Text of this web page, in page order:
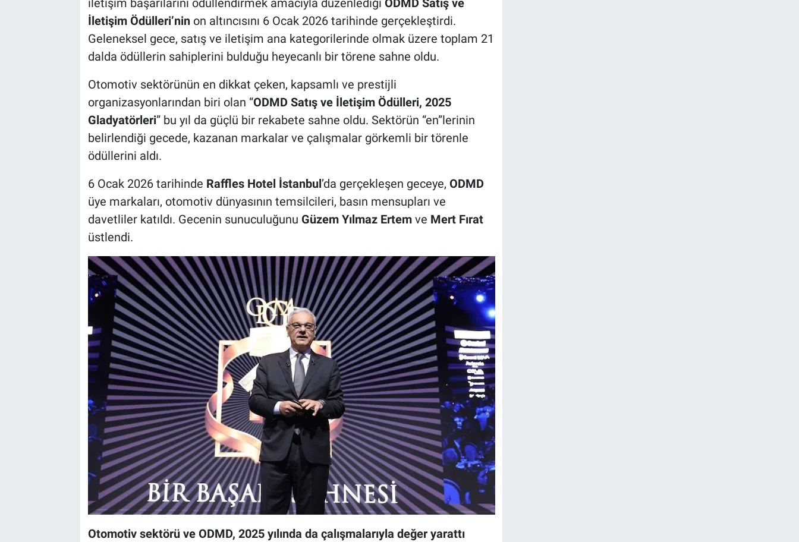
iletişim başarılarını ödüllendirmek amacıyla düzenlediği ODMD Satış ve
İletişim Ödülleri’ninon altıncısını 6 Ocak 2026 tarihinde gerçekleştirdi.
Geleneksel gece, satış ve iletişim ana kategorilerinde olmak üzere toplam 21
dalda ödüllerin sahiplerini bulduğu heyecanlı bir törene sahne oldu.
Otomotiv sektörünün en dikkat çeken, kapsamlı ve prestijli
organizasyonlarından biri olan “ODMD Satış ve İletişim Ödülleri, 2025
Gladyatörleri” bu yıl da güçlü bir rekabete sahne oldu. Sektörün “en”lerinin
belirlendiği gecede, kazanan markalar ve çalışmalar görkemli bir törenle
ödüllerini aldı.
6 Ocak 2026 tarihinde Raffles Hotel İstanbul’da gerçekleşen geceye, ODMD
üye markaları, otomotiv dünyasının temsilcileri, basın mensupları ve
davetliler katıldı. Gecenin sunuculuğunu Güzem Yılmaz Ertemve Mert Fırat
üstlendi.
Otomotiv sektörü ve ODMD, 2025 yılında da çalışmalarıyla değer yarattı